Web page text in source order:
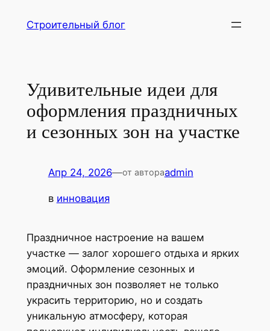
Строительный блог
Удивительные идеи для
оформления праздничных
и сезонных зон на участке
Апр 24, 2026—от автораadmin
в инновация
Праздничное настроение на вашем
участке — залог хорошего отдыха и ярких
эмоций. Оформление сезонных и
праздничных зон позволяет не только
украсить территорию, но и создать
уникальную атмосферу, которая